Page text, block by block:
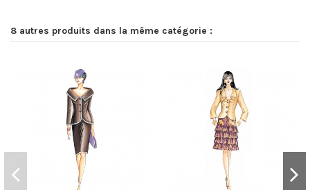
8 autres produits dans la même catégorie :